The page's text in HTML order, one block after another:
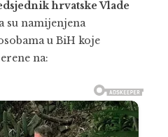
hrvatske Vlade
su namijenjena
u BiH koje
na: